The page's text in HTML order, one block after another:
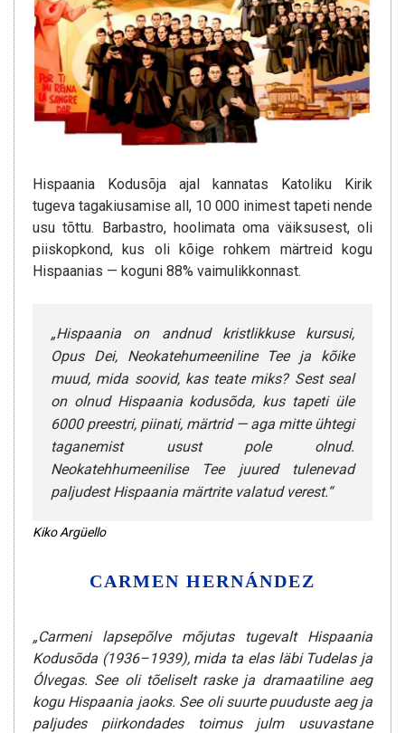
Hispaania Kodusõja ajal kannatas Katoliku Kirik
tugeva tagakiusamise all, 10 000 inimest tapeti nende
usu tõttu. Barbastro, hoolimata oma väiksusest, oli
piiskopkond, kus oli kõige rohkem märtreid kogu
Hispaanias — koguni 88% vaimulikkonnast.
„Hispaania on andnud kristlikkuse kursusi,
Opus Dei, Neokatehumeeniline Tee ja kõike
muud, mida soovid, kas teate miks? Sest seal
on olnud Hispaania kodusõda, kus tapeti üle
6000 preestri, piinati, märtrid — aga mitte ühtegi
taganemist usust pole olnud.
Neokatehhumeenilise Tee juured tulenevad
paljudest Hispaania märtrite valatud verest.“
Kiko Argüello
CARMEN HERNÁNDEZ
„Carmeni lapsepõlve mõjutas tugevalt Hispaania
Kodusõda (1936–1939), mida ta elas läbi Tudelas ja
Ólvegas. See oli tõeliselt raske ja dramaatiline aeg
kogu Hispaania jaoks. See oli suurte puuduste aeg ja
paljudes piirkondades toimus julm usuvastane